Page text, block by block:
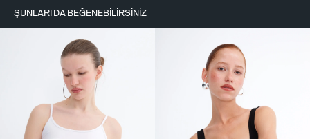
ŞUNLARI DA BEĞENEBILIRSINIZ